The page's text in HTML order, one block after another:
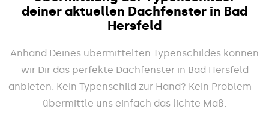
deiner aktuellen Dachfenster in Bad
Hersfeld
Anhand Deines übermittelten Typenschildes können
wir Dir das perfekte Dachfenster in Bad Hersfeld
anbieten. Kein Typenschild zur Hand? Kein Problem –
übermittle uns einfach das lichte Maß.